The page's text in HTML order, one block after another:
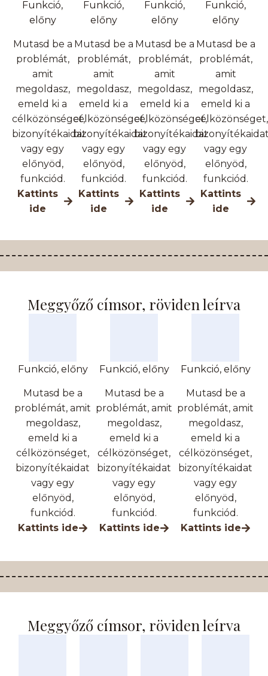
Funkció,
előny
Mutasd be a
problémát,
amit
megoldasz,
emeld ki a
célközönséget,
bizonyítékaidat
vagy egy
előnyöd,
funkciód.
Kattints
ide
Funkció,
előny
Mutasd be a
problémát,
amit
megoldasz,
emeld ki a
célközönséget,
bizonyítékaidat
vagy egy
előnyöd,
funkciód.
Kattints
ide
Funkció,
előny
Mutasd be a
problémát,
amit
megoldasz,
emeld ki a
célközönséget,
bizonyítékaidat
vagy egy
előnyöd,
funkciód.
Kattints
ide
Funkció,
előny
Mutasd be a
problémát,
amit
megoldasz,
emeld ki a
célközönséget,
vagy egy
előnyöd,
funkciód.
Kattints
ide
Meggyőző címsor, röviden leírva
Funkció, előny
Mutasd be a
problémát, amit
megoldasz,
emeld ki a
célközönséget,
bizonyítékaidat
vagy egy
előnyöd,
funkciód.
Kattints ide
Funkció, előny
Mutasd be a
problémát, amit
megoldasz,
emeld ki a
célközönséget,
bizonyítékaidat
vagy egy
előnyöd,
funkciód.
Kattints ide
Funkció, előny
Mutasd be a
problémát, amit
megoldasz,
emeld ki a
célközönséget,
bizonyítékaidat
vagy egy
előnyöd,
funkciód.
Kattints ide
Meggyőző címsor, röviden leírva